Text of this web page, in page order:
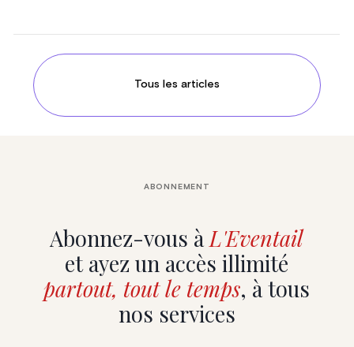
Tous les articles
Abonnez-vous àL'Eventail
et ayez un accès illimité
partout, tout le temps, à tous
nos services
ABONNEMENT